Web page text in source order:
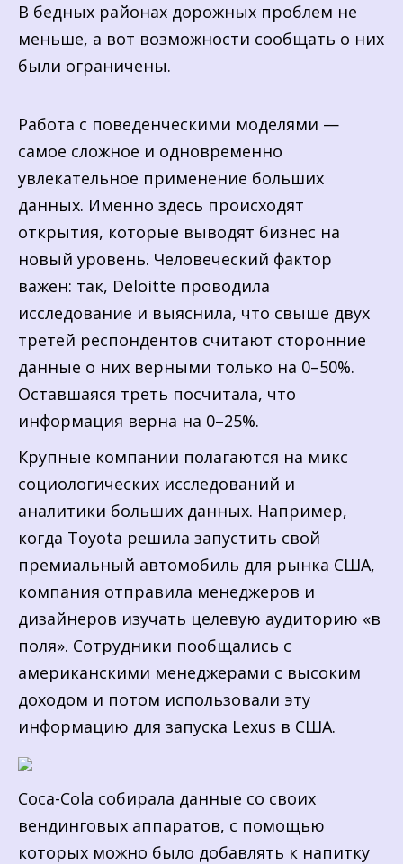
В бедных районах дорожных проблем не
меньше, а вот возможности сообщать о них
были ограничены.
Работа с поведенческими моделями —
самое сложное и одновременно
увлекательное применение больших
данных. Именно здесь происходят
открытия, которые выводят бизнес на
новый уровень. Человеческий фактор
важен: так, Deloitte проводила
исследование и выяснила, что свыше двух
третей респондентов считают сторонние
данные о них верными только на 0–50%.
Оставшаяся треть посчитала, что
информация верна на 0–25%.
Крупные компании полагаются на микс
социологических исследований и
аналитики больших данных. Например,
когда Toyota решила запустить свой
премиальный автомобиль для рынка США,
компания отправила менеджеров и
дизайнеров изучать целевую аудиторию «в
поля». Сотрудники пообщались с
американскими менеджерами с высоким
доходом и потом использовали эту
информацию для запуска Lexus в США.
Coca-Cola собирала данные со своих
вендинговых аппаратов, с помощью
которых можно было добавлять к напитку